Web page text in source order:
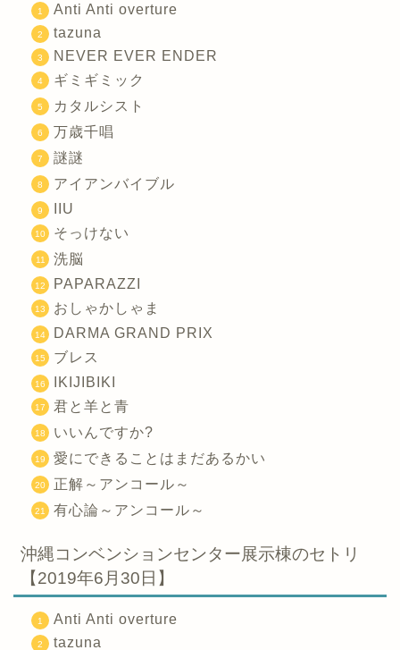
Anti Anti overture
tazuna
NEVER EVER ENDER
ギミギミック
カタルシスト
万歳千唱
謎謎
アイアンバイブル
IIU
そっけない
洗脳
PAPARAZZI
おしゃかしゃま
DARMA GRAND PRIX
ブレス
IKIJIBIKI
君と羊と青
いいんですか?
愛にできることはまだあるかい
正解～アンコール～
有心論～アンコール～
沖縄コンベンションセンター展示棟のセトリ
【2019年6月30日】
Anti Anti overture
tazuna